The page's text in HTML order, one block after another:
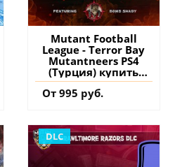
Mutant Football
League - Terror Bay
Mutantneers PS4
(Турция) купить
дополнение на
аккаунт
От 995 руб.
DLC